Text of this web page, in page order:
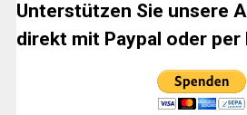
Unterstützen Sie unsere
direkt mit Paypal oder